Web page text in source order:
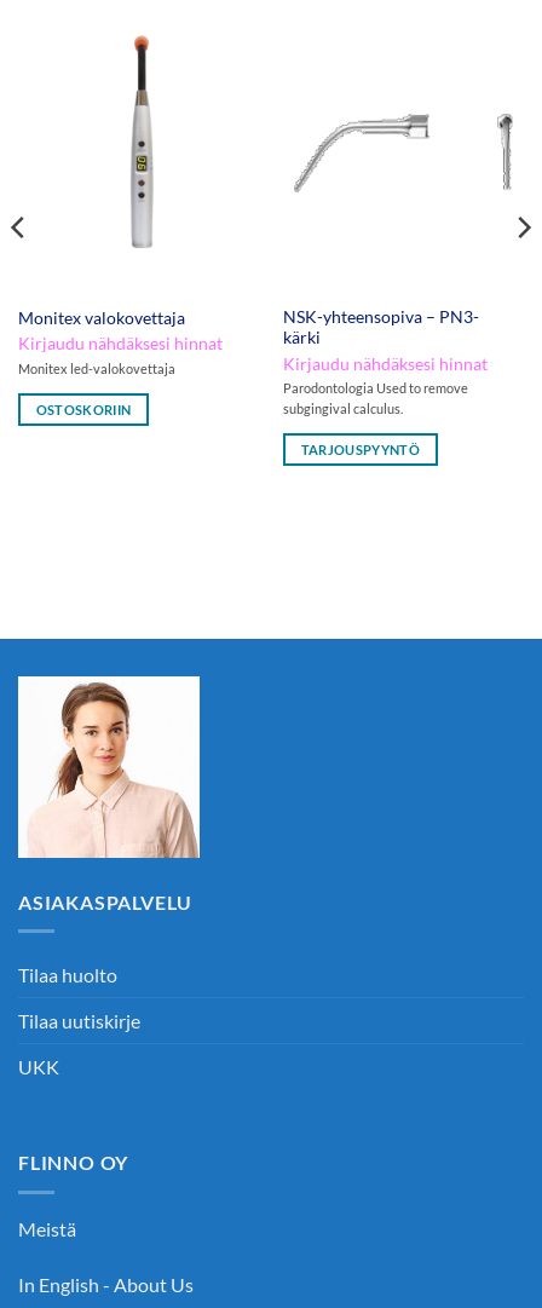
Monitex valokovettaja
Kirjaudu nähdäksesi hinnat
Monitex led-valokovettaja
OSTOSKORIIN
NSK-yhteensopiva – PN3-
kärki
Kirjaudu nähdäksesi hinnat
Parodontologia Used to remove
subgingival calculus.
TARJOUSPYYNTÖ
ASIAKASPALVELU
Tilaa huolto
Tilaa uutiskirje
UKK
FLINNO OY
Meistä
In English - About Us